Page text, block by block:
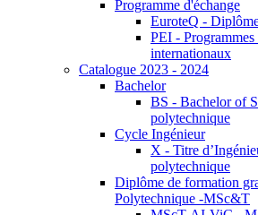
Programme d'échange
EuroteQ -
PEI - Programmes
internationaux
Catalogue 2023 - 2024
Bachelor
BS - Bachelor of
polytechnique
Cycle Ingénieur
X - Titre
polytechnique
Diplôme de formation
Polytechnique -MSc&T